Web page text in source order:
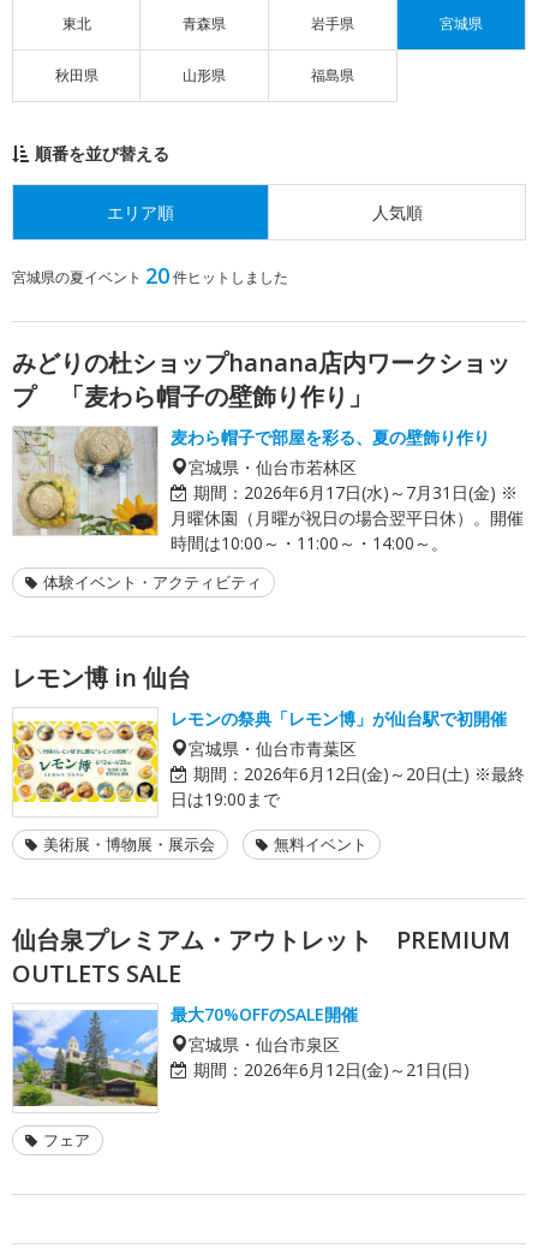
東北 青森県 岩手県 宮城県
秋田県 山形県 福島県
順番を並び替える
エリア順 人気順
宮城県の夏イベント 20件ヒットしました
みどりの杜ショップhanana店内ワークショッ
プ 「麦わら帽子の壁飾り作り」
麦わら帽子で部屋を彩る、夏の壁飾り作り
宮城県・仙台市若林区
期間： 2026年6月17日(水)～7月31日(金) ※
月曜休園（月曜が祝日の場合翌平日休）。開催
時間は10:00～・11:00～・14:00～。
体験イベント・アクティビティ
レモン博 in 仙台
レモンの祭典「レモン博」が仙台駅で初開催
宮城県・仙台市青葉区
期間： 2026年6月12日(金)～20日(土) ※最終
日は19:00まで
美術展・博物展・展示会 無料イベント
仙台泉プレミアム・アウトレット PREMIUM
OUTLETS SALE
最大70%OFFのSALE開催
宮城県・仙台市泉区
期間： 2026年6月12日(金)～21日(日)
フェア